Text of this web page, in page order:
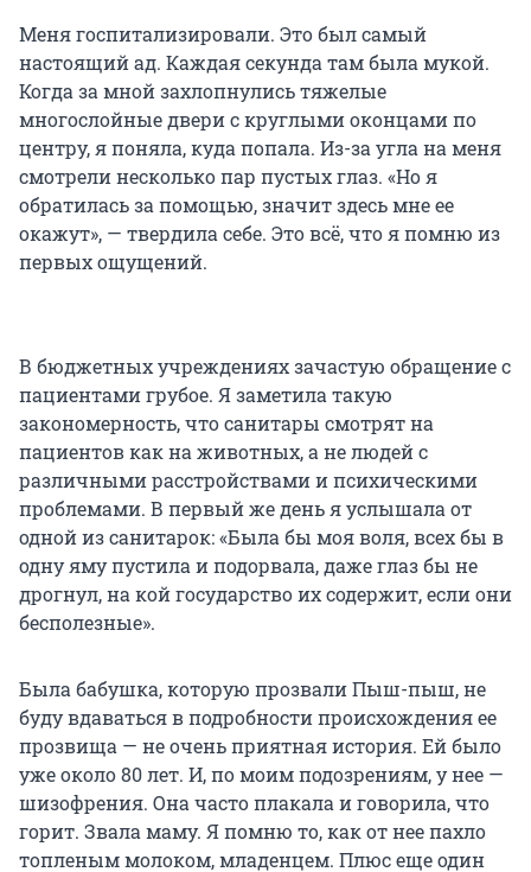
Меня госпитализировали. Это был самый
настоящий ад. Каждая секунда там была мукой.
Когда за мной захлопнулись тяжелые
многослойные двери с круглыми оконцами по
центру, я поняла, куда попала. Из-за угла на меня
смотрели несколько пар пустых глаз. «Но я
обратилась за помощью, значит здесь мне ее
окажут», — твердила себе. Это всё, что я помню из
первых ощущений.
В бюджетных учреждениях зачастую обращение с
пациентами грубое. Я заметила такую
закономерность, что санитары смотрят на
пациентов как на животных, а не людей с
различными расстройствами и психическими
проблемами. В первый же день я услышала от
одной из санитарок: «Была бы моя воля, всех бы в
одну яму пустила и подорвала, даже глаз бы не
дрогнул, на кой государство их содержит, если они
бесполезные».
Была бабушка, которую прозвали Пыш-пыш, не
буду вдаваться в подробности происхождения ее
прозвища — не очень приятная история. Ей было
уже около 80 лет. И, по моим подозрениям, у нее —
шизофрения. Она часто плакала и говорила, что
горит. Звала маму. Я помню то, как от нее пахло
топленым молоком, младенцем. Плюс еще один